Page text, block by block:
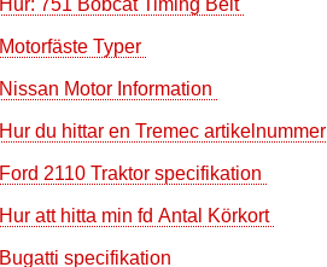
Hur: 751 Bobcat Timing Belt
Motorfäste Typer
Nissan Motor Information
Hur du hittar en Tremec artikelnummer
Ford 2110 Traktor specifikation
Hur att hitta min fd Antal Körkort
Bugatti specifikation